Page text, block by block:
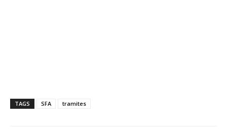
TAGS SFA tramites